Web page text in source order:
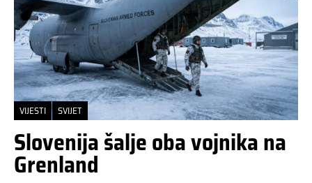
VIJESTI SVIJET
Slovenija šalje oba vojnika na
Grenland